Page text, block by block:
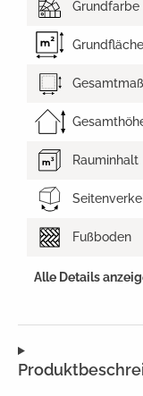
Grundfarbe
Grundfläche
Rauminhalt
Fußboden
Alle Details